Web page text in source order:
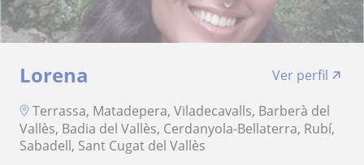
Lorena
Ver perfil
Terrassa, Matadepera, Viladecavalls, Barberà del
Vallès, Badia del Vallès, Cerdanyola-Bellaterra, Rubí,
Sabadell, Sant Cugat del Vallès